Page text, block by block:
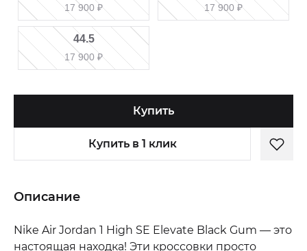
17 900 ₽ 17 900 ₽
44.5
17 900 ₽
Купить
Купить в 1 клик
Описание
Nike Air Jordan 1 High SE Elevate Black Gum — это
настоящая находка! Эти кроссовки просто